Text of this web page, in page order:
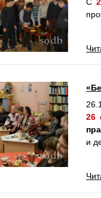
С
26
и